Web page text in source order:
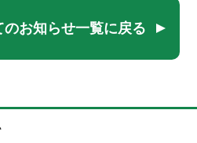
のお知らせ一覧に戻る